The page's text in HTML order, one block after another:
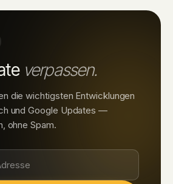
verpassen.
die wichtigsten Entwicklungen
und Google Updates —
ohne Spam.